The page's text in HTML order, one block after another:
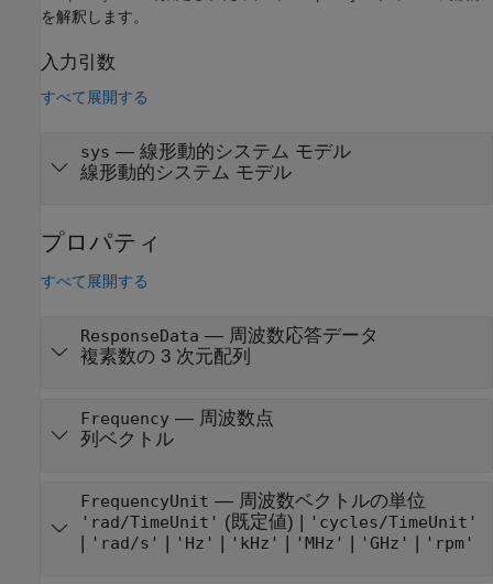
を解釈します。
入力引数
すべて展開する
sys — 線形動的システム モデル
線形動的システム モデル
プロパティ
すべて展開する
ResponseData — 周波数応答データ
複素数の 3 次元配列
Frequency— 周波数点
列ベクトル
FrequencyUnit — 周波数ベクトルの単位
'rad/TimeUnit' (既定値) | 'cycles/TimeUnit'
'rad/s' 'Hz' 'kHz' 'MHz' 'GHz' 'rpm'